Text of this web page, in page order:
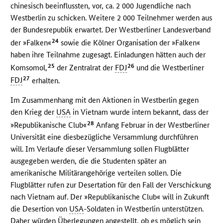
chinesisch beeinflussten, vor, ca. 2 000 Jugendliche nach
Westberlin zu schicken. Weitere 2 000 Teilnehmer werden aus
der Bundesrepublik erwartet. Der Westberliner Landesverband
der »Falken«24 sowie die Kölner Organisation der »Falken«
haben ihre Teilnahme zugesagt. Einladungen hätten auch der
Komsomol,25 der Zentralrat der FDJ26 und die Westberliner
FDJ27 erhalten.
Im Zusammenhang mit den Aktionen in Westberlin gegen
den Krieg der USA in Vietnam wurde intern bekannt, dass der
»Republikanische Club«28 Anfang Februar in der Westberliner
Universität eine diesbezügliche Versammlung durchführen
will. Im Verlaufe dieser Versammlung sollen Flugblätter
ausgegeben werden, die die Studenten später an
amerikanische Militärangehörige verteilen sollen. Die
Flugblätter rufen zur Desertation für den Fall der Verschickung
nach Vietnam auf. Der »Republikanische Club« will in Zukunft
die Desertion von USA-Soldaten in Westberlin unterstützen.
Daher würden Überlegungen angestellt, ob es möglich sein